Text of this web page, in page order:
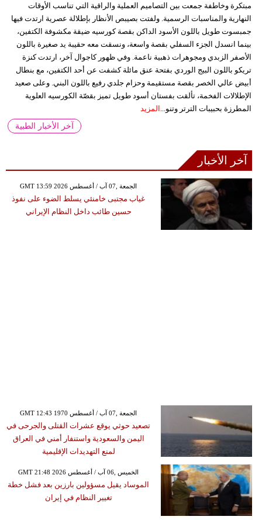
مبتكرة وخاطفة جمعت بين التصاميم العملية والراقية التي تناسب الأوقات
النهارية والمناسبات الرسمية. ولفتت بصيبص الأنظار بإطلالة عصرية ارتدت فيها
جمبسوت طويل باللون الأسود الداكن بقصة كورسيه ضيقة مكشوفة الكتفين،
بينما انسدل الجزء السفلي بقصة واسعة، ونسقت معه حقيبة يد صغيرة باللون
الأصفر الزبدي ومجوهرات ذهبية ناعمة. وفي ظهور كاجوال آخر، ارتدت كنزة
تريكو باللون البيج الوردي بفتحة عنق مائلة كشفت عن أحد الكتفين، مع بنطال
أبيض عالي الخصر بقصة مستقيمة وحزام جلدي رفيع باللون البني. وعلى صعيد
الإطلالات الفخمة، تألقت بفستان أسود طويل تميز بقصّة الكورسيه العلوية
المطرزة بحبيبات الترتر وتنو... المزيد
آخر الأخبار الطبية
آخر الأخبار
GMT 13:59 2026 الجمعة ,07 آب / أغسطس
غياب مجتبى خامنئي يسلط الضوء على نفوذ
حسين طائب داخل النظام الإيراني
GMT 12:43 1970 الجمعة ,07 آب / أغسطس
تصعيد حوثي يوقع عشرات القتلى والجرحى في
اليمن والسعودية واستنفار أمني في العراق
لمنع التهديدات الإقليمية
GMT 21:48 2026 الخميس ,06 آب / أغسطس
الموساد يقيل مسؤولين بارزين بعد فشل خطة
تغيير النظام في إيران